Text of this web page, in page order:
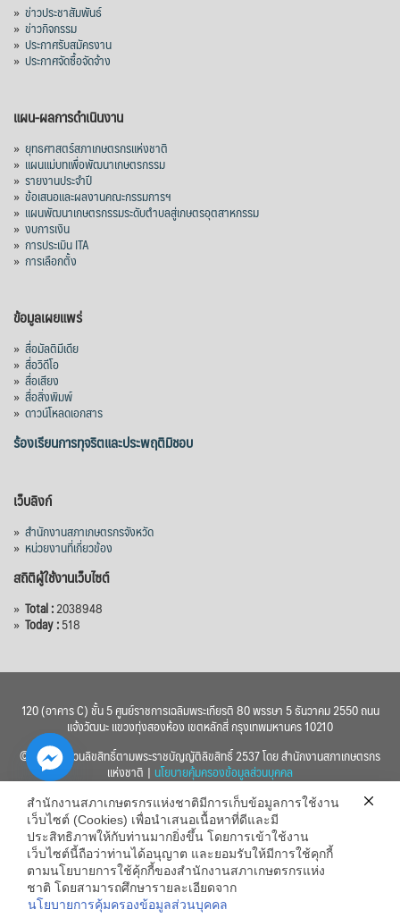
» ข่าวประชาสัมพันธ์
» ข่าวกิจกรรม
» ประกาศรับสมัครงาน
» ประกาศจัดซื้อจัดจ้าง
แผน-ผลการดำเนินงาน
» ยุทธศาสตร์สภาเกษตรกรแห่งชาติ
» แผนแม่บทเพื่อพัฒนาเกษตรกรรม
» รายงานประจำปี
» ข้อเสนอและผลงานคณะกรรมการฯ
» แผนพัฒนาเกษตรกรรมระดับตำบลสู่เกษตรอุตสาหกรรม
» งบการเงิน
» การประเมิน ITA
» การเลือกตั้ง
ข้อมูลเผยแพร่
» สื่อมัลติมีเดีย
» สื่อวิดีโอ
» สื่อเสียง
» สื่อสิ่งพิมพ์
» ดาวน์โหลดเอกสาร
ร้องเรียนการทุจริตและประพฤติมิชอบ
เว็บลิงก์
» สำนักงานสภาเกษตรกรจังหวัด
» หน่วยงานที่เกี่ยวข้อง
สถิติผู้ใช้งานเว็บไซต์
» Total :2038948
» Today :518
120 (อาคาร C) ชั้น 5 ศูนย์ราชการเฉลิมพระเกียรติ 80 พรรษา 5 ธันวาคม 2550 ถนน
แจ้งวัฒนะ แขวงทุ่งสองห้อง เขตหลักสี่ กรุงเทพมหานคร 10210
© 2560 สงวนลิขสิทธิ์ตามพระราชบัญญัติลิขสิทธิ์ 2537 โดย สำนักงานสภาเกษตรกร
แห่งชาติ | นโยบายคุ้มครองข้อมูลส่วนบุคคล
สำนักงานสภาเกษตรกรแห่งชาติมีการเก็บข้อมูลการใช้งาน
เว็บไซต์ (Cookies) เพื่อนำเสนอเนื้อหาที่ดีและมี
ประสิทธิภาพให้กับท่านมากยิ่งขึ้น โดยการเข้าใช้งาน
เว็บไซต์นี้ถือว่าท่านได้อนุญาต และยอมรับให้มีการใช้คุกกี้
ตามนโยบายการใช้คุ้กกี้ของสำนักงานสภาเกษตรกรแห่ง
ชาติ โดยสามารถศึกษารายละเอียดจาก
นโยบายการคุ้มครองข้อมูลส่วนบุคคล
Hide
chaty